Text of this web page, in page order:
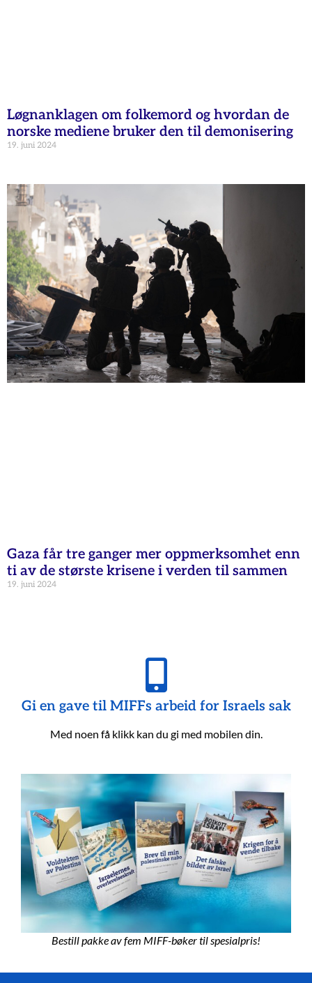
Løgnanklagen om folkemord og hvordan de
norske mediene bruker den til demonisering
19. juni 2024
Gaza får tre ganger mer oppmerksomhet enn
ti av de største krisene i verden til sammen
19. juni 2024
Gi en gave til MIFFs arbeid for Israels sak
Med noen få klikk kan du gi med mobilen din.
Bestill pakke av fem MIFF-bøker til spesialpris!